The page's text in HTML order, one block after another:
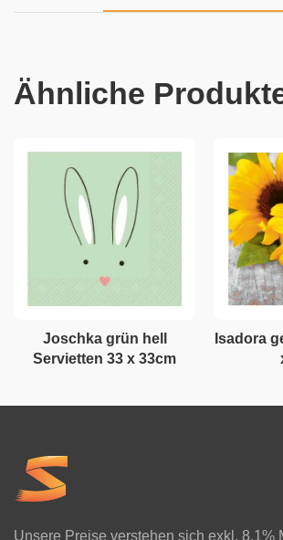
Ähnliche
Joschka grün hell
Servietten 33 x 33cm
Isadora
Unsere Preise verstehen sich exkl. 8.1%